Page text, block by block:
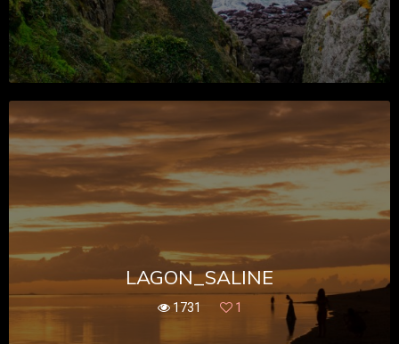
LAGON_SALINE
1731 1